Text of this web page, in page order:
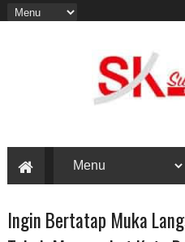
Ingin Bertatap Muka